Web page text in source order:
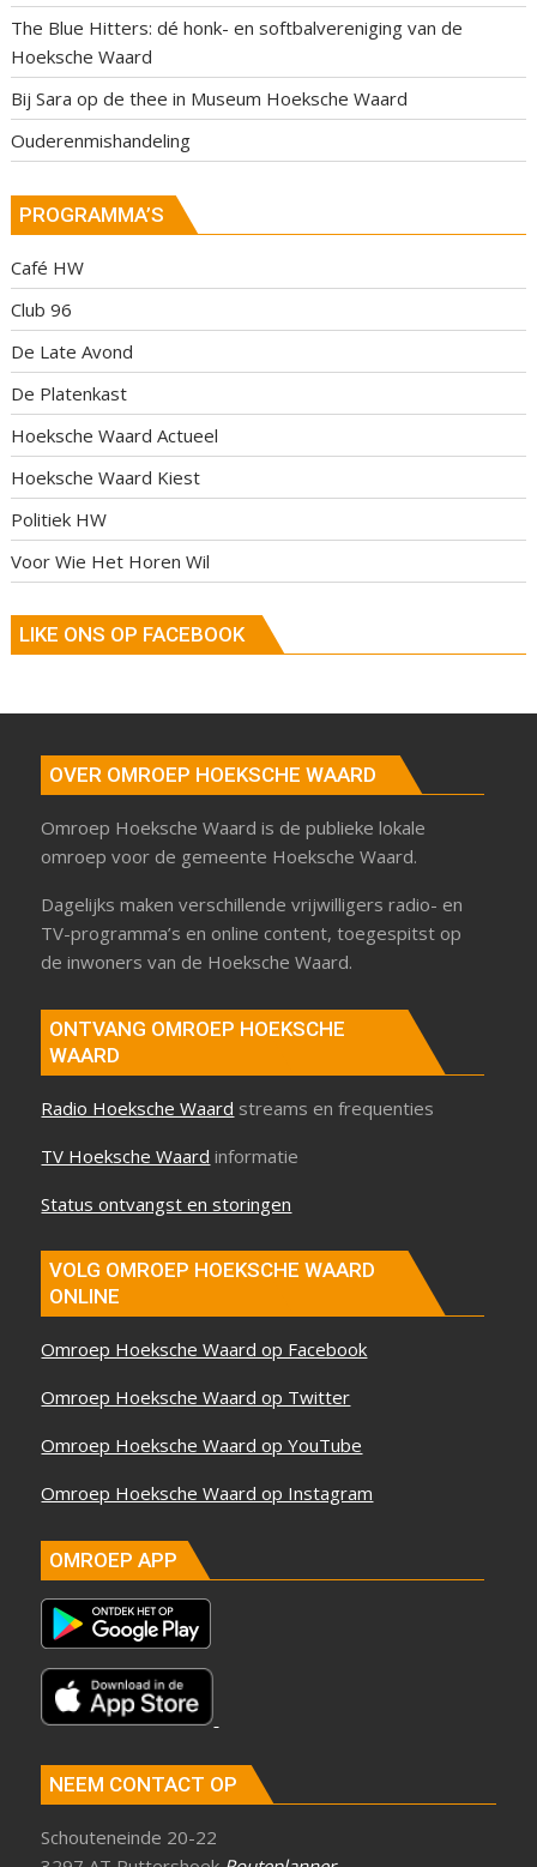
The Blue Hitters: dé honk- en softbalvereniging van de
Hoeksche Waard
Bij Sara op de thee in Museum Hoeksche Waard
Ouderenmishandeling
PROGRAMMA’S
Café HW
Club 96
De Late Avond
De Platenkast
Hoeksche Waard Actueel
Hoeksche Waard Kiest
Politiek HW
Voor Wie Het Horen Wil
LIKE ONS OP FACEBOOK
OVER OMROEP HOEKSCHE WAARD
Omroep Hoeksche Waard is de publieke lokale
omroep voor de gemeente Hoeksche Waard.
Dagelijks maken verschillende vrijwilligers radio- en
TV-programma’s en online content, toegespitst op
de inwoners van de Hoeksche Waard.
ONTVANG OMROEP HOEKSCHE
WAARD
Radio Hoeksche Waard streams en frequenties
TV Hoeksche Waard informatie
Status ontvangst en storingen
VOLG OMROEP HOEKSCHE WAARD
ONLINE
Omroep Hoeksche Waard op Facebook
Omroep Hoeksche Waard op Twitter
Omroep Hoeksche Waard op YouTube
Omroep Hoeksche Waard op Instagram
OMROEP APP
NEEM CONTACT OP
Schouteneinde 20-22